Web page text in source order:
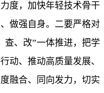
度，加快年轻技术骨干
做强自身。二要严格对
查、改”一体推进，把学
动、推动高质量发展、
融合、同向发力，切实